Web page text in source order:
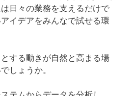
日々の業務を支えるだけで
イデアをみんなで試せる環
する動きが自然と高まる場
しょうか。